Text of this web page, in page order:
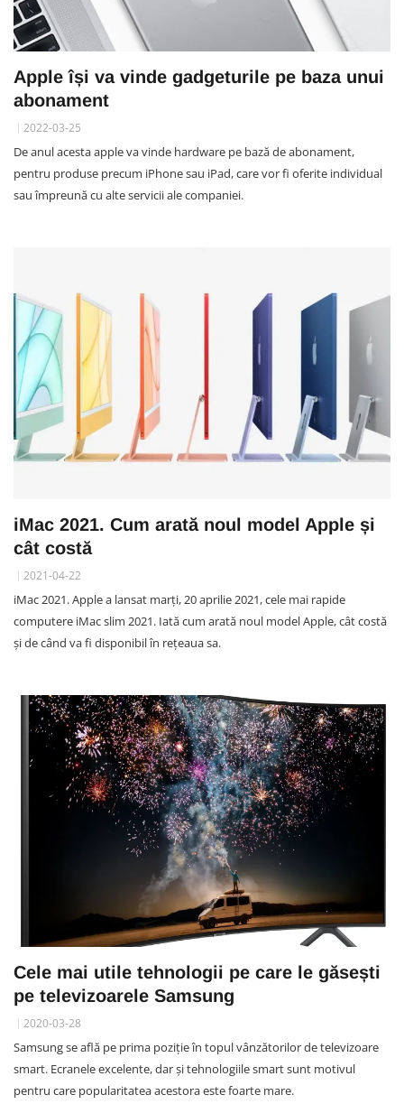
Apple își va vinde gadgeturile pe baza unui
abonament
2022-03-25
De anul acesta apple va vinde hardware pe bază de abonament,
pentru produse precum iPhone sau iPad, care vor fi oferite individual
sau împreună cu alte servicii ale companiei.
iMac 2021. Cum arată noul model Apple și
cât costă
2021-04-22
iMac 2021. Apple a lansat marți, 20 aprilie 2021, cele mai rapide
computere iMac slim 2021. Iată cum arată noul model Apple, cât costă
și de când va fi disponibil în rețeaua sa.
Cele mai utile tehnologii pe care le găsești
pe televizoarele Samsung
2020-03-28
Samsung se află pe prima poziție în topul vânzătorilor de televizoare
smart. Ecranele excelente, dar și tehnologiile smart sunt motivul
pentru care popularitatea acestora este foarte mare.